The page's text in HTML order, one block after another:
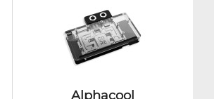
Alphacool